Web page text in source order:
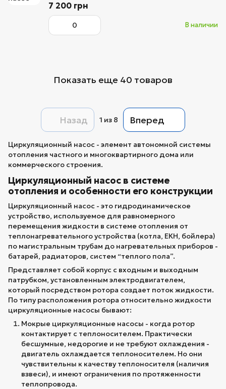
В наличии
7 200 грн
Показать еще 40 товаров
Назад 1 из 8 Вперед
Циркуляционный насос - элемент автономной системы
отопления частного и многоквартирного дома или
коммерческого строения.
Циркуляционный насос в системе
отопления и особенности его конструкции
Циркуляционный насос - это гидродинамическое
устройство, используемое для равномерного
перемещения жидкости в системе отопления от
теплонагревательного устройства (котла, ЕКН, бойлера)
по магистральным трубам до нагревательных приборов -
батарей, радиаторов, систем “теплого пола”.
Представляет собой корпус с входным и выходным
патрубком, установленным электродвигателем,
который посредством ротора создает поток жидкости.
По типу расположения ротора относительно жидкости
циркуляционные насосы бывают:
Мокрые циркуляционные насосы - когда ротор
контактирует с теплоносителем. Практически
бесшумные, недорогие и не требуют охлаждения -
двигатель охлаждается теплоносителем. Но они
чувствительны к качеству теплоносителя (наличия
взвеси), и имеют ограничения по протяженности
теплопровода.